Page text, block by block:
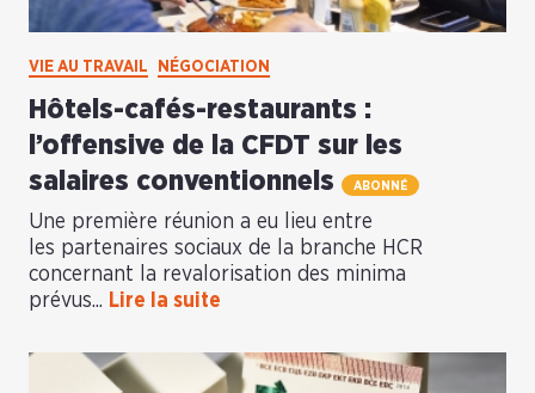
VIE AU TRAVAIL NÉGOCIATION
Hôtels-cafés-restaurants :
l’offensive de la CFDT sur les
salaires conventionnels
ABONNÉ
Une première réunion a eu lieu entre
les partenaires sociaux de la branche HCR
concernant la revalorisation des minima
prévus... Lire la suite